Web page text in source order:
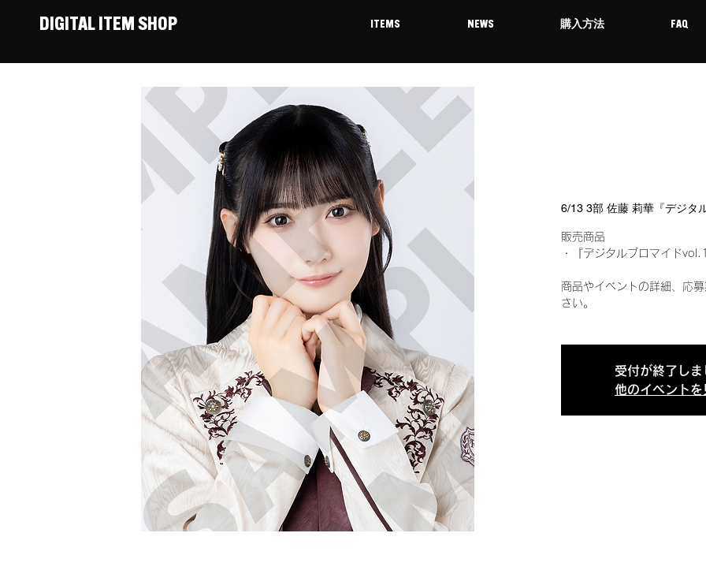
DIGITAL ITEM SHOP ITEMS NEWS 購入方法 FAQ
6/13 3部 佐藤 莉華『デジタ
販売商品
・『デジタルブロマイド
商品やイベントの詳細、応
さい。
受付が終了しま
他のイベントを